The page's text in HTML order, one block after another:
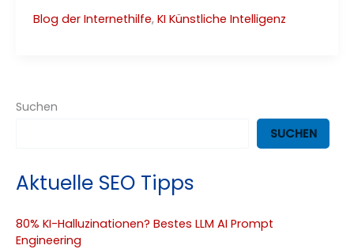
Halluzinationen?
Prompt
Blog der Internethilfe, KI Künstliche Intelligenz
Suchen
SUCHEN
Aktuelle SEO Tipps
80% KI-Halluzinationen? Bestes LLM AI Prompt
Engineering